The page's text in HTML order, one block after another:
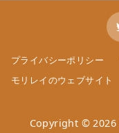
プライバシーポリシー
モリレイのウェブサイト
Copyright © 2026